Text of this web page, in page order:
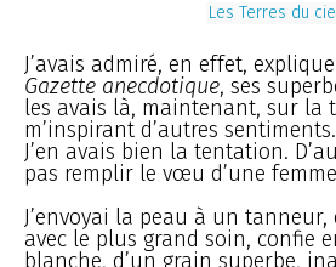
Les Terres du
J’avais admiré, en effet,
Gazette anecdotique, ses
les avais là, maintenant, sur la
m’inspirant d’autres
J’en avais bien la tentation.
pas remplir le vœu d’une
J’envoyai la peau à un
avec le plus grand soin, confie
blanche, d’un grain superbe,